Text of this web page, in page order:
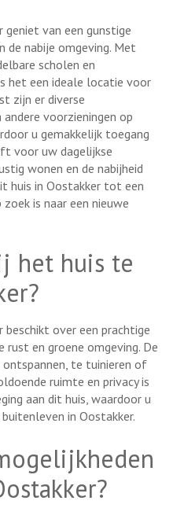
geniet van een gunstige
de nabije omgeving. Met
scholen en
het een ideale locatie voor
zijn er diverse
voorzieningen op
u gemakkelijk toegang
voor uw dagelijkse
wonen en de nabijheid
huis in Oostakker tot een
is naar een nieuwe
het huis te
beschikt over een prachtige
en groene omgeving. De
te tuinieren of
ruimte en privacy is
aan dit huis, waardoor u
in Oostakker.